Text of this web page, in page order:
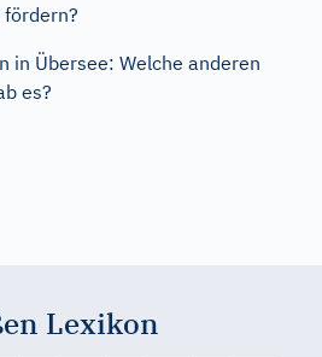
in Übersee: Welche anderen
es?
Lexikon